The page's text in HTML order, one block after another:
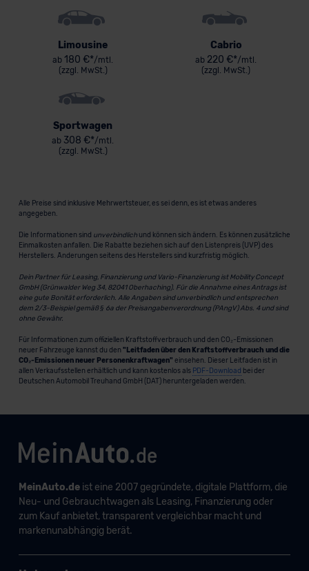
Limousine
ab 180 €*/mtl.
(zzgl. MwSt.)
Cabrio
ab 220 €*/mtl.
(zzgl. MwSt.)
Sportwagen
ab 308 €*/mtl.
(zzgl. MwSt.)
Alle Preise sind inklusive Mehrwertsteuer, es sei denn, es ist etwas anderes
angegeben.
Die Informationen sind unverbindlichund können sich ändern. Es können zusätzliche
Einmalkosten anfallen. Die Rabatte beziehen sich auf den Listenpreis (UVP) des
Herstellers. Änderungen seitens des Herstellers sind kurzfristig möglich.
Dein Partner für Leasing, Finanzierung und Vario-Finanzierung ist Mobility Concept
GmbH (Grünwalder Weg 34, 82041 Oberhaching). Für die Annahme eines Antrags ist
eine gute Bonität erforderlich. Alle Angaben sind unverbindlich und entsprechen
dem 2/3-Beispiel gemäß § 6a der Preisangabenverordnung (PAngV) Abs. 4 und sind
ohne Gewähr.
Für Informationen zum offiziellen Kraftstoffverbrauch und den CO₂-Emissionen
neuer Fahrzeuge kannst du den "Leitfaden über den Kraftstoffverbrauch und die
CO₂-Emissionen neuer Personenkraftwagen" einsehen. Dieser Leitfaden ist in
allen Verkaufsstellen erhältlich und kann kostenlos als PDF-Download bei der
Deutschen Automobil Treuhand GmbH (DAT) heruntergeladen werden.
MeinAuto.deist eine 2007 gegründete, digitale Plattform, die
Neu- und Gebrauchtwagen als Leasing, Finanzierung oder
zum Kauf anbietet, transparent vergleichbar macht und
markenunabhängig berät.